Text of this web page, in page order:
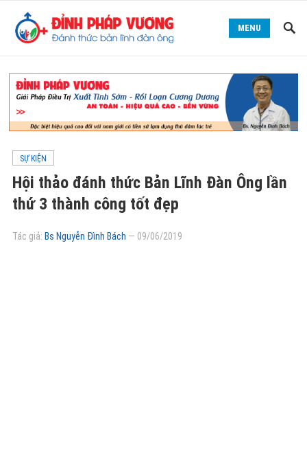
MENU
SỰ KIỆN
Hội thảo đánh thức Bản Lĩnh Đàn Ông lần
thứ 3 thành công tốt đẹp
Tác giả: Bs Nguyễn Đình Bách — 09/06/2019